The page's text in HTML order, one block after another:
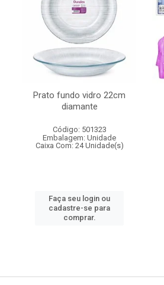
Prato fundo vidro 22cm
diamante
Código: 501323
Embalagem: Unidade
Caixa Com: 24 Unidade(s)
Faça seu login ou
cadastre-se para
comprar.